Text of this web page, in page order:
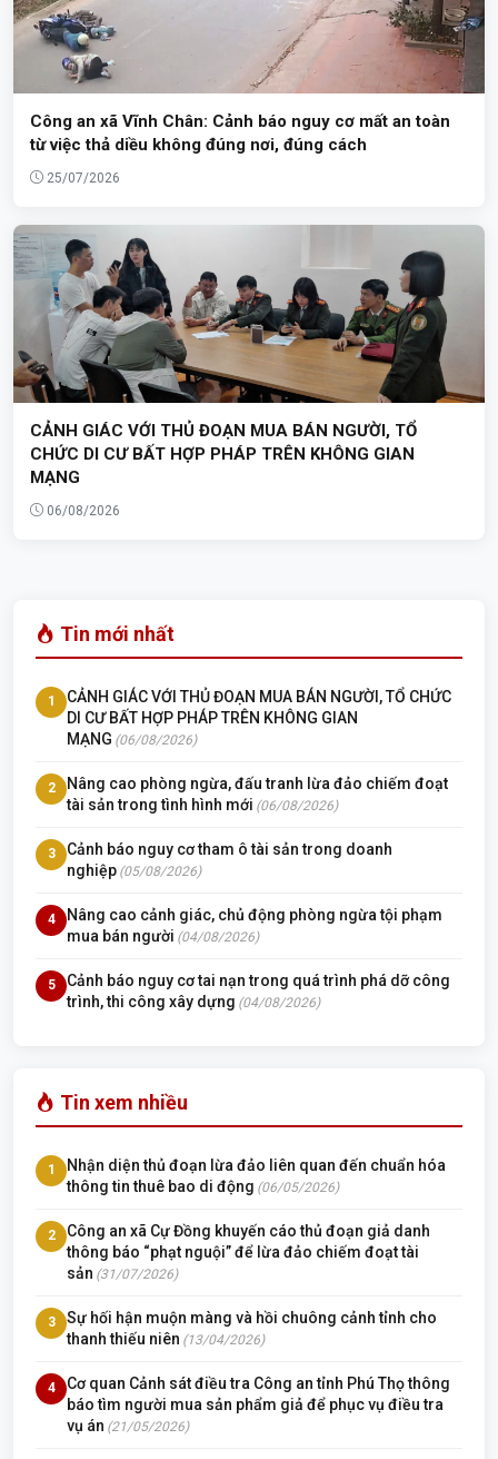
Công an xã Vĩnh Chân: Cảnh báo nguy cơ mất an toàn
từ việc thả diều không đúng nơi, đúng cách
25/07/2026
CẢNH GIÁC VỚI THỦ ĐOẠN MUA BÁN NGƯỜI, TỔ
CHỨC DI CƯ BẤT HỢP PHÁP TRÊN KHÔNG GIAN
MẠNG
06/08/2026
Tin mới nhất
1
CẢNH GIÁC VỚI THỦ ĐOẠN MUA BÁN NGƯỜI, TỔ CHỨC
DI CƯ BẤT HỢP PHÁP TRÊN KHÔNG GIAN
MẠNG (06/08/2026)
2
Nâng cao phòng ngừa, đấu tranh lừa đảo chiếm đoạt
tài sản trong tình hình mới (06/08/2026)
3
Cảnh báo nguy cơ tham ô tài sản trong doanh
nghiệp (05/08/2026)
4
Nâng cao cảnh giác, chủ động phòng ngừa tội phạm
mua bán người (04/08/2026)
5
Cảnh báo nguy cơ tai nạn trong quá trình phá dỡ công
trình, thi công xây dựng (04/08/2026)
Tin xem nhiều
1
Nhận diện thủ đoạn lừa đảo liên quan đến chuẩn hóa
thông tin thuê bao di động (06/05/2026)
2
Công an xã Cự Đồng khuyến cáo thủ đoạn giả danh
thông báo “phạt nguội” để lừa đảo chiếm đoạt tài
sản (31/07/2026)
3
Sự hối hận muộn màng và hồi chuông cảnh tỉnh cho
thanh thiếu niên (13/04/2026)
4
Cơ quan Cảnh sát điều tra Công an tỉnh Phú Thọ thông
báo tìm người mua sản phẩm giả để phục vụ điều tra
vụ án (21/05/2026)